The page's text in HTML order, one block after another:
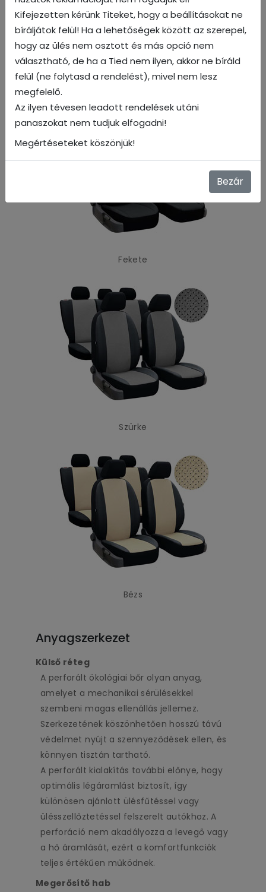
Fekete
Szürke
Bézs
Anyagszerkezet
Külső réteg
A perforált ökológiai bőr olyan anyag,
amelyet a mechanikai sérülésekkel
szembeni magas ellenállás jellemez.
Szerkezetének köszönhetően hosszú távú
védelmet nyújt a szennyeződések ellen, és
könnyen tisztán tartható.
A perforált kialakítás további előnye, hogy
optimális légáramlást biztosít, így
különösen ajánlott ülésfűtéssel vagy
ülésszellőztetéssel felszerelt autókhoz. A
perforáció nem akadályozza a levegő vagy
a hő áramlását, ezért a komfortfunkciók
teljes értékűen működnek.
Megerősítő hab
Kifejezetten kérünk Titeket, hogy a beállításokat ne
bíráljátok felül! Ha a lehetőségek között az szerepel,
hogy az ülés nem osztott és más opció nem
választható, de ha a Tied nem ilyen, akkor ne bíráld
felül (ne folytasd a rendelést), mivel nem lesz
megfelelő.
Az ilyen tévesen leadott rendelések utáni
panaszokat nem tudjuk elfogadni!
Megértéseteket köszönjük!
Bezár